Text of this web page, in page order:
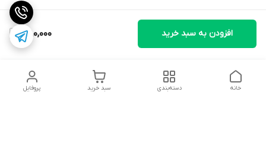
380,000 افزودن به سبد خرید
پروفایل سبد خرید دسته‌بندی خانه